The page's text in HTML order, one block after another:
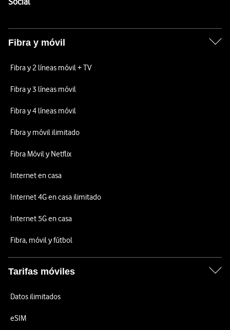
Fibra y móvil
Fibra y 2 líneas móvil + TV
Fibra y 3 líneas móvil
Fibra y 4 líneas móvil
Fibra y móvil ilimitado
Fibra Móvil y Netflix
Internet en casa
Internet 4G en casa ilimitado
Internet 5G en casa
Fibra, móvil y fútbol
Tarifas móviles
Datos ilimitados
eSIM